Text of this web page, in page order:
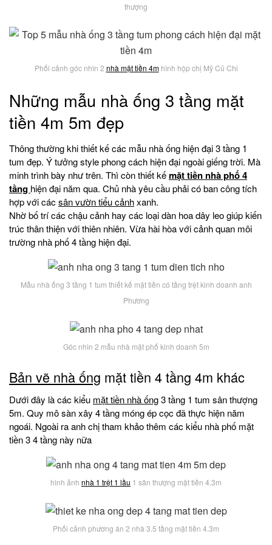
thượng
Phối cảnh góc nhìn 2 nhà mặt tiền 4mhình hộp chị Mỹ Củ Chi
Những mẫu nhà ống 3 tầng mặt
tiền 4m 5m đẹp
Thông thường khi thiết kế các mẫu nhà ống hiện đại 3 tầng 1
tum đẹp. Ý tưởng style phong cách hiện đại ngoài giếng trời. Mà
minh trình bày như trên. Thì còn thiết kếmặt tiền nhà phố 4
tầng hiện đại năm qua. Chủ nhà yêu cầu phải có ban công tích
hợp với các sân vườn tiểu cảnhxanh.
Nhờ bố trí các chậu cảnh hay các loại dàn hoa dây leo giúp kiến
trúc thân thiện với thiên nhiên. Vừa hài hòa với cảnh quan môi
trường nhà phố 4 tầng hiện đại.
Mẫu nhà ống 3 tầng 1 tum thiết kế mặt tiền có tầng trệt kinh doanh anh
Phương
Góc nhìn 2 mẫu nhà mặt phố kinh doanh 5m
Bản vẽ nhà ống mặt tiền 4 tầng 4m khác
Dưới đây là các kiểu mặt tiền nhà ống3 tầng 1 tum sân thượng
5m. Quy mô sàn xây 4 tầng móng ép cọc đã thực hiện năm
ngoái. Ngoài ra anh chị tham khảo thêm các kiểu nhà phố mặt
tiền 3 4 tầng này nữa
hình ảnh nhà 1 trệt 1 lầu 1 sân thượng mặt tiền 4.3m
Phối cảnh phương án 2 nhà 3.5 tầng mặt tiền 4.3m